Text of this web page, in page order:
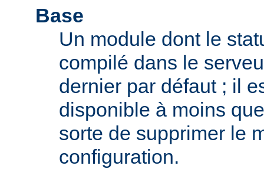
Base
Un module dont le
compilé dans le
dernier par défaut ; il
disponible à moins
sorte de supprimer le
configuration.